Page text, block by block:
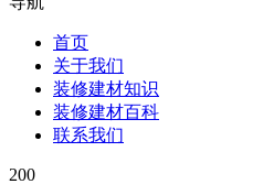
首页
关于我们
装修建材知识
装修建材百科
联系我们
200